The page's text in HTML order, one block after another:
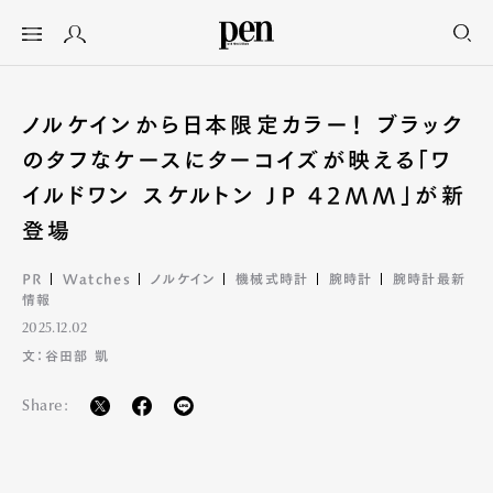
ノルケインから日本限定カラー！ ブラック
のタフなケースにターコイズが映える「ワ
イルドワン スケルトン JP 42MM」が新
登場
PR Watches ノルケイン 機械式時計 腕時計
腕時計最新
情報
2025.12.02
文：谷田部 凱
Share: